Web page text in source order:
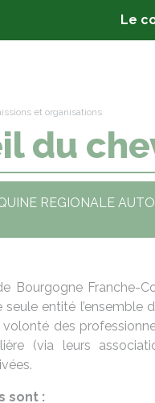
Le
et organisations
du
REGIONALE
Bourgogne Franche-
seule entité l’ensemble
des
(via leurs
sont :